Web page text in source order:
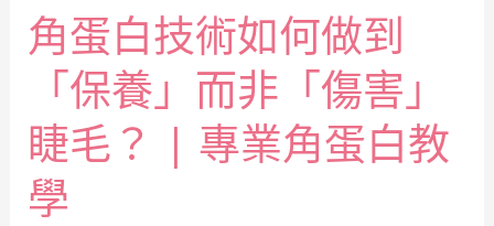
角蛋白技術如何做到
「保養」而非「傷害」
睫毛？ | 專業角蛋白教
學